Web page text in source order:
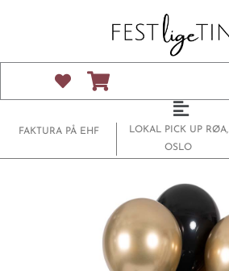
innholdet
Main
Menu
FAKTURA PÅ EHF
LOKAL PICK UP RØA,
OSLO